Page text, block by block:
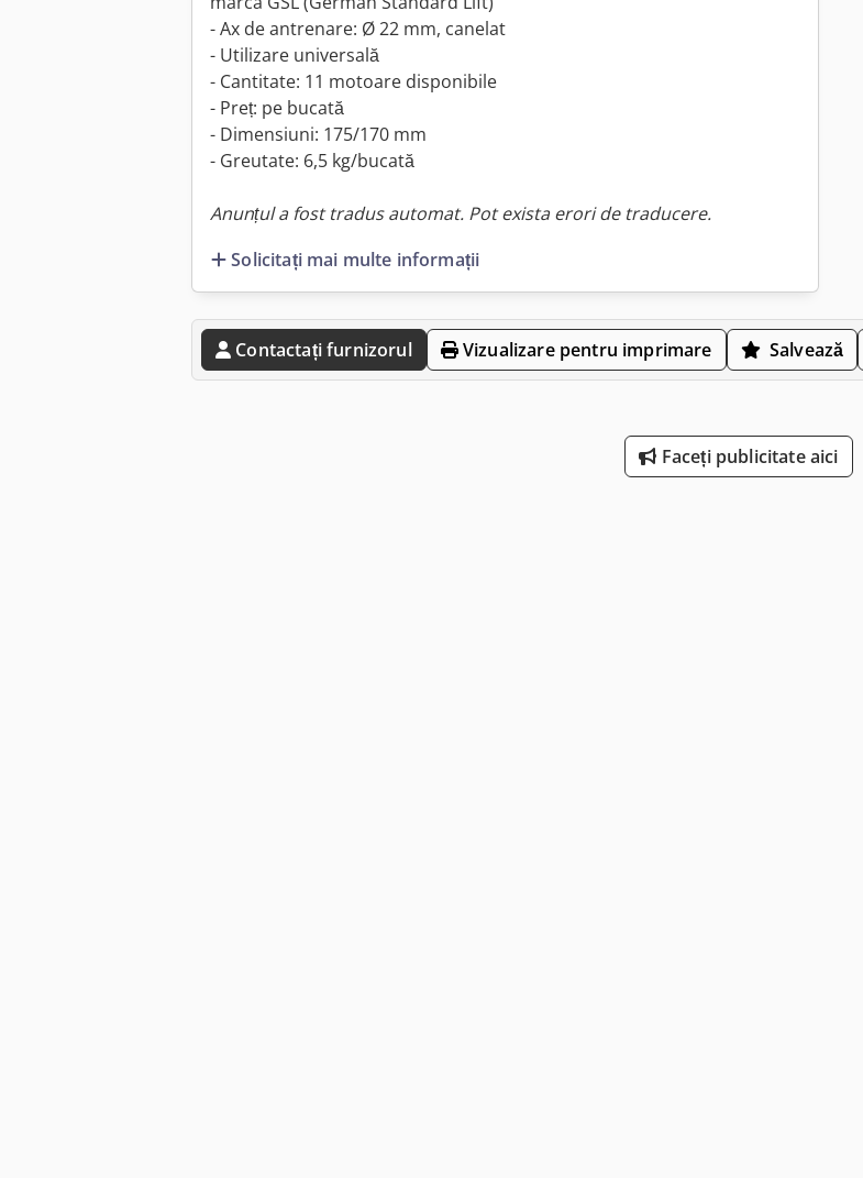
- Ax de antrenare: Ø 22 mm, canelat
- Utilizare universală
- Cantitate: 11 motoare disponibile
- Preț: pe bucată
- Dimensiuni: 175/170 mm
- Greutate: 6,5 kg/bucată
Anunțul a fost tradus automat. Pot exista erori de traducere.
Solicitați mai multe informații
Contactați furnizorul Vizualizare pentru imprimare Salvează
Faceți publicitate aici